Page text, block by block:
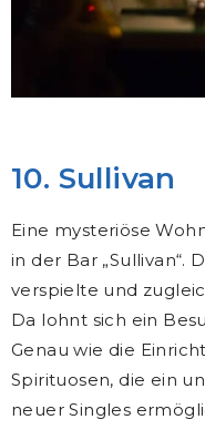
10. Sullivan
Eine mysteriöse
in der Bar „Sullivan“.
verspielte und
Da lohnt sich ein
Genau wie die
Spirituosen, die ein
neuer Singles